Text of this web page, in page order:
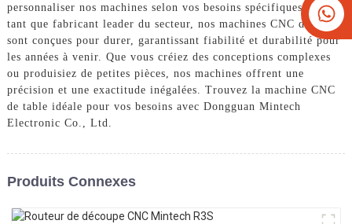
personnaliser nos machines selon vos besoins spécifiques. En
tant que fabricant leader du secteur, nos machines CNC de table
sont conçues pour durer, garantissant fiabilité et durabilité pour
les années à venir. Que vous créiez des conceptions complexes
ou produisiez de petites pièces, nos machines offrent une
précision et une exactitude inégalées. Trouvez la machine CNC
de table idéale pour vos besoins avec Dongguan Mintech
Electronic Co., Ltd.
Produits Connexes